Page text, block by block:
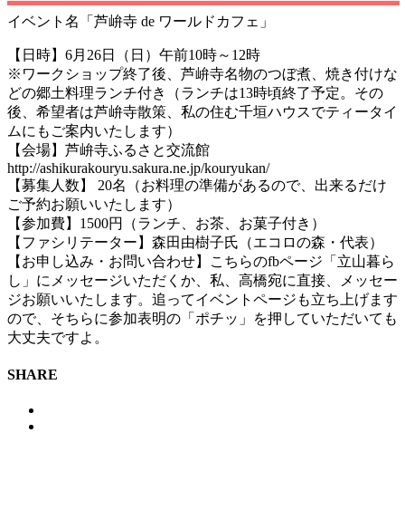
イベント名「芦峅寺 de ワールドカフェ」
【日時】6月26日（日）午前10時～12時
※ワークショップ終了後、芦峅寺名物のつぼ煮、焼き付けな
どの郷土料理ランチ付き（ランチは13時頃終了予定。その
後、希望者は芦峅寺散策、私の住む千垣ハウスでティータイ
ムにもご案内いたします）
【会場】芦峅寺ふるさと交流館
http://ashikurakouryu.sakura.ne.jp/kouryukan/
【募集人数】 20名（お料理の準備があるので、出来るだけ
ご予約お願いいたします）
【参加費】1500円（ランチ、お茶、お菓子付き）
【ファシリテーター】森田由樹子氏（エコロの森・代表）
【お申し込み・お問い合わせ】こちらのfbページ「立山暮ら
し」にメッセージいただくか、私、高橋宛に直接、メッセー
ジお願いいたします。追ってイベントページも立ち上げます
ので、そちらに参加表明の「ポチッ」を押していただいても
大丈夫ですよ。
SHARE